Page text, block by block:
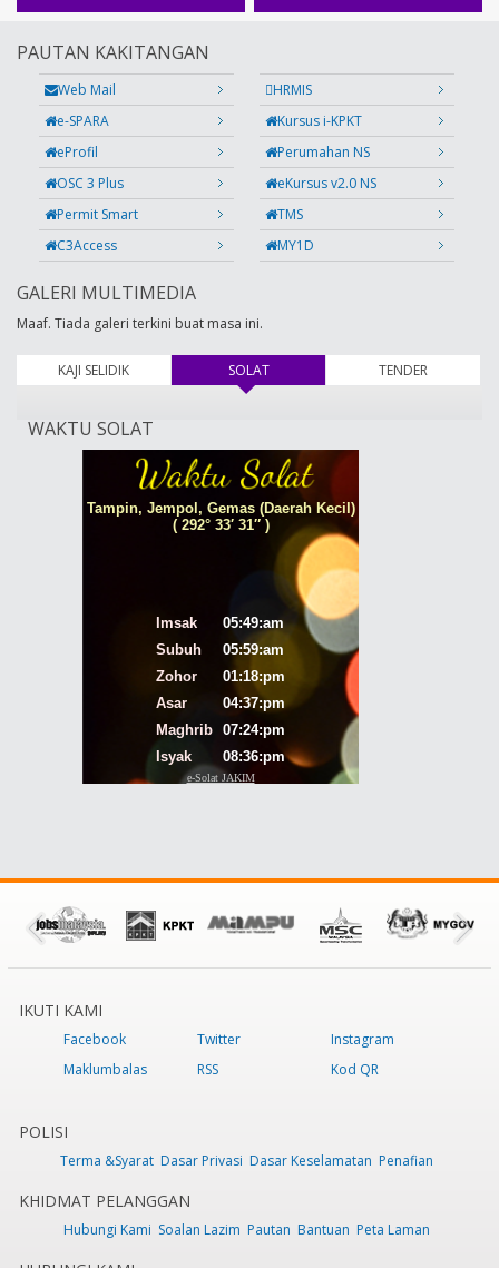
PAUTAN KAKITANGAN
Web Mail
HRMIS
e-SPARA
Kursus i-KPKT
eProfil
Perumahan NS
OSC 3 Plus
eKursus v2.0 NS
Permit Smart
TMS
C3Access
MY1D
GALERI MULTIMEDIA
Maaf. Tiada galeri terkini buat masa ini.
KAJI SELIDIK SOLAT(tab aktif) TENDER
WAKTU SOLAT
IKUTI KAMI
Facebook Twitter
Instagram
Maklumbalas
RSS Kod QR
POLISI
Terma &Syarat Dasar Privasi Dasar Keselamatan Penafian
KHIDMAT PELANGGAN
Hubungi Kami Soalan Lazim Pautan Bantuan Peta Laman